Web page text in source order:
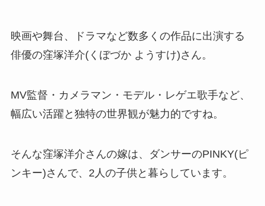
映画や舞台、ドラマなど数多くの作品に出演する
俳優の窪塚洋介(くぼづか ようすけ)さん。
MV監督・カメラマン・モデル・レゲエ歌手など、
幅広い活躍と独特の世界観が魅力的ですね。
そんな窪塚洋介さんの嫁は、ダンサーのPINKY(ピ
ンキー)さんで、2人の子供と暮らしています。